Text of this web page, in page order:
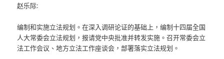
赵乐际:
编制和实施立法规划。在深入调研论证的基础上，编制十四届全国
人大常委会立法规划，报请党中央批准并转发实施。召开常委会立
法工作会议、地方立法工作座谈会，部署落实立法规划。